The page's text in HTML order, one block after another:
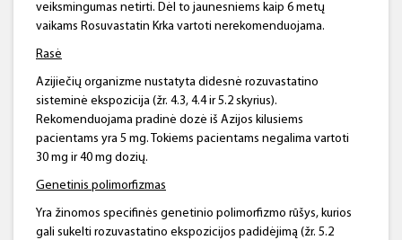
veiksmingumas netirti. Dėl to jaunesniems kaip 6 metų
vaikams Rosuvastatin Krka vartoti nerekomenduojama.
Rasė
Azijiečių organizme nustatyta didesnė rozuvastatino
sisteminė ekspozicija (žr. 4.3, 4.4 ir 5.2 skyrius).
Rekomenduojama pradinė dozė iš Azijos kilusiems
pacientams yra 5 mg. Tokiems pacientams negalima vartoti
30 mg ir 40 mg dozių.
Genetinis polimorfizmas
Yra žinomos specifinės genetinio polimorfizmo rūšys, kurios
gali sukelti rozuvastatino ekspozicijos padidėjimą (žr. 5.2